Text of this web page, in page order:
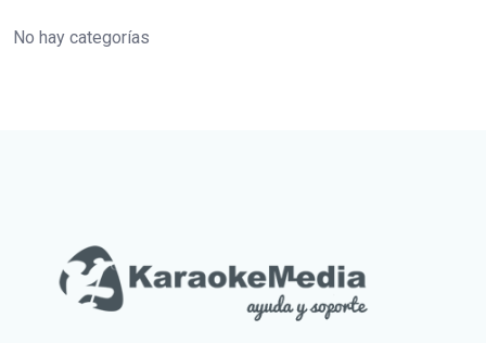
No hay categorías